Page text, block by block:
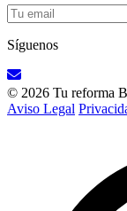
Síguenos
© 2026 Tu reforma
Aviso Legal